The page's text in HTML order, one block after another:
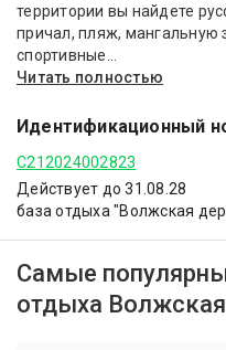
территории вы найдете
причал, пляж, мангальную
спортивные...
Читать полностью
Идентификационный
С212024002823
Действует до 31.08.28
база отдыха "Волжская
Самые
отдыха